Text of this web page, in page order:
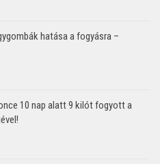
hatása a fogyásra –
10 nap alatt 9 kilót fogyott a